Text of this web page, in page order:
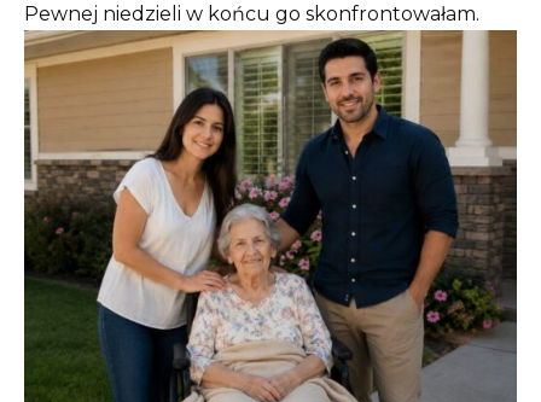
Pewnej niedzieli w końcu go skonfrontowałam.